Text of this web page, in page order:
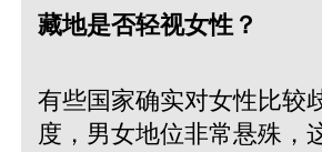
藏地是否轻视女性？
有些国家确实对女性比较
度，男女地位非常悬殊，